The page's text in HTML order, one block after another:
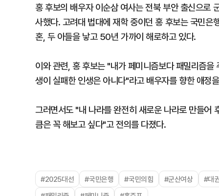
홍 후보의 배우자 이순삼 여사는 전북 부안 출신으
사했다. 고려대 법대에 재학 중이던 홍 후보는 국민
혼, 두 아들을 낳고 50년 가까이 해로하고 있다.
이와 관련, 홍 후보는 "내가 페미니즘보다 패밀리즘
생이 실패한 인생은 아니다"라고 배우자를 향한 애정
그러면서도 "내 나라를 완전히 새로운 나라로 만들어
큼은 꼭 해보고 싶다"고 전의를 다졌다.
#2025대선 #국민은행 #국민의힘 #군산여상
#대